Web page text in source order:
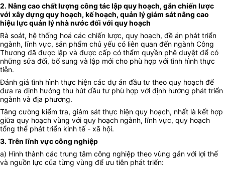
2. Nâng cao chất lượng công tác lập quy hoạch, gắn chiến lược
với xây dựng quy hoạch, kế hoạch, quản lý giám sát nâng cao
hiệu lực quản lý nhà nước đối với quy hoạch
Rà soát, hệ thống hoá các chiến lược, quy hoạch, đề án phát triển
ngành, lĩnh vực, sản phẩm chủ yếu có liên quan đến ngành Công
Thương đã được lập và được cấp có thẩm quyền phê duyệt để có
những sửa đổi, bổ sung và lập mới cho phù hợp với tình hình thực
tiễn.
Đánh giá tình hình thực hiện các dự án đầu tư theo quy hoạch để
đưa ra định hướng thu hút đầu tư phù hợp với định hướng phát triển
ngành và địa phương.
Tăng cường kiểm tra, giám sát thực hiện quy hoạch, nhất là kết hợp
giữa quy hoạch vùng với quy hoạch ngành, lĩnh vực, quy hoạch
tổng thể phát triển kinh tế - xã hội.
3. Trên lĩnh vực công nghiệp
a) Hình thành các trung tâm công nghiệp theo vùng gắn với lợi thế
và nguồn lực của từng vùng để ưu tiên phát triển: